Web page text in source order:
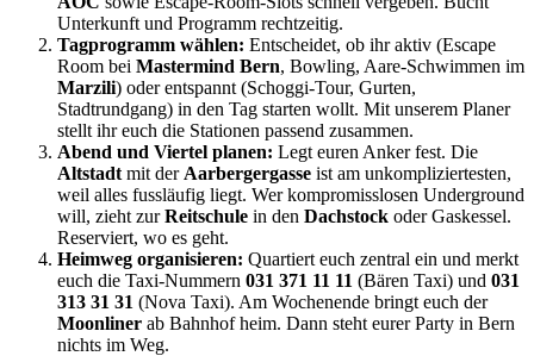
Unterkunft und Programm rechtzeitig.
Tagprogramm wählen: Entscheidet, ob ihr aktiv (Escape
Room bei Mastermind Bern, Bowling, Aare-Schwimmen im
Marzili) oder entspannt (Schoggi-Tour, Gurten,
Stadtrundgang) in den Tag starten wollt. Mit unserem Planer
stellt ihr euch die Stationen passend zusammen.
Abend und Viertel planen: Legt euren Anker fest. Die
Altstadt mit der Aarbergergasse ist am unkompliziertesten,
weil alles fussläufig liegt. Wer kompromisslosen Underground
will, zieht zurReitschule in den Dachstock oder Gaskessel.
Reserviert, wo es geht.
Heimweg organisieren: Quartiert euch zentral ein und merkt
euch die Taxi-Nummern 031 371 11 11 (Bären Taxi) und 031
313 31 31 (Nova Taxi). Am Wochenende bringt euch der
Moonliner ab Bahnhof heim. Dann steht eurer Party in Bern
nichts im Weg.